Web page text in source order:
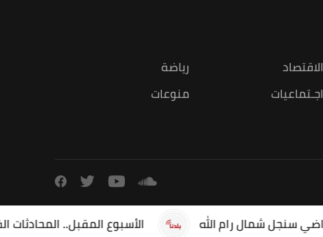
الأسبوع المقبل.. المحادثات
الاقتصاد
رياضة
اجـتماعيات
منوعات